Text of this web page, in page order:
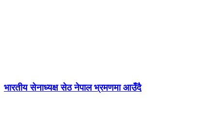
भारतीय सेनाध्यक्ष सेठ नेपाल भ्रमणमा आउँदै